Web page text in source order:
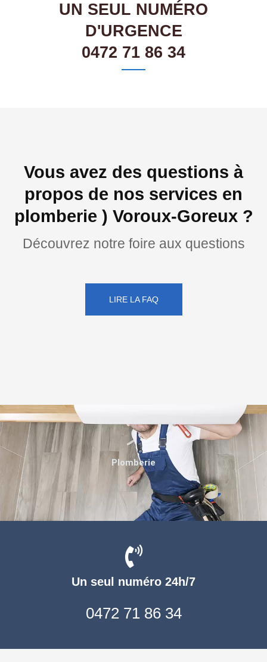
UN SEUL NUMÉRO
D'URGENCE
0472 71 86 34
Vous avez des questions à
propos de nos services en
plomberie ) Voroux-Goreux ?
Découvrez notre foire aux questions
LIRE LA FAQ
Un seul numéro 24h/7
0472 71 86 34
Plomberie